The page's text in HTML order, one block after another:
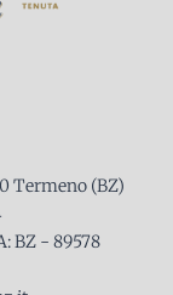
Termeno (BZ)
BZ - 89578